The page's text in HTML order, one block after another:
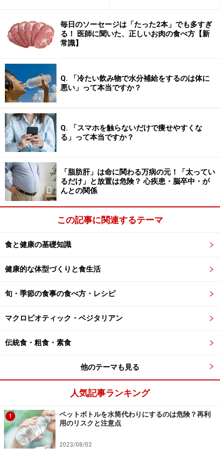
が多ければ、体内で合成される量が減らされるように、
うまくバランスをとっています。
コレステロールを体の必要な部分に届けるためには血液
にのせなければなりませんが、脂質は溶けにくいため、
リン脂質やタンパク質で包むことで親水性の「リポ蛋
白」をつくり、血液にのって運びます。
コレステロールの悪玉と善玉
リポ蛋白は、次のように比重の重さやリポ蛋白の合成・
代謝からみて、5つに分かれます。
■リポタンパク質の種類と働き
カイロミクロン・・・中性脂肪が約80～90%。残り
レステロールとリン脂質つはそれぞれ約20%。食事
から肝臓で合成され血液中に分泌され、中性脂肪が
分解されてIDL、LDLへと変化する。
レステロールが約35%。VLDLの中性脂肪が分解され
るLDLに変わる中間のリポ蛋白。
低密度リポ蛋白(LDL)・・・コレステロールが約
45%、中性脂肪・リン脂質が約20%。過剰になると
血管に蓄積する。
高密度リポ蛋白(HDL)・・・リン脂質が約50%、コレ
ステロールが約30%、中性脂肪が約3%。
上のものほど、粒子のサイズは大きく、比重は小さくな
毎日のソーセージは「たった2本」でも多すぎ
る！ 医師に聞いた、正しいお肉の食べ方【新
常識】
Q. 「冷たい飲み物で水分補給をするのは体に
悪い」って本当ですか？
Q. 「スマホを触らないだけで痩せやすくな
る」って本当ですか？
「脂肪肝」は命に関わる万病の元！「太ってい
るだけ」と放置は危険？ 心疾患・脳卒中・が
んとの関係
この記事に関連するテーマ
食と健康の基礎知識
健康的な体型づくりと食生活
旬・季節の食事の食べ方・レシピ
マクロビオティック・ベジタリアン
伝統食・粗食・素食
他のテーマも見る
人気記事ランキング
1
ペットボトルを水筒代わりにするのは危険？再利
用のリスクと注意点
2023/08/02